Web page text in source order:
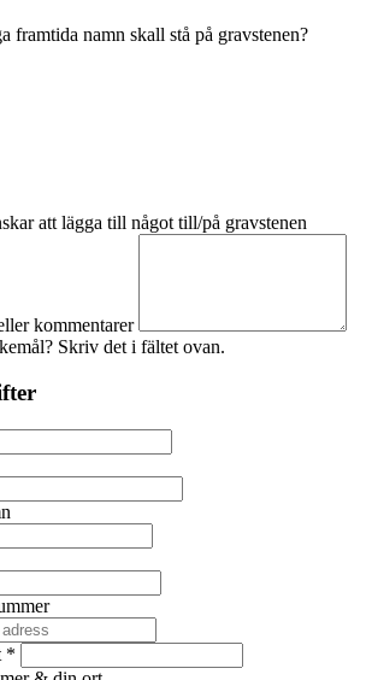
framtida namn skall stå på gravstenen?
att lägga till något till/på gravstenen
kommentarer
Skriv det i fältet ovan.
*